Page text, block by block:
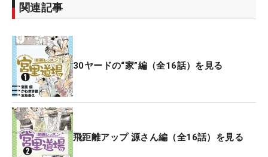
関連記事
30ヤードの“家”編（全16話）を見る
飛距離アップ 源さん編（全16話）を見る